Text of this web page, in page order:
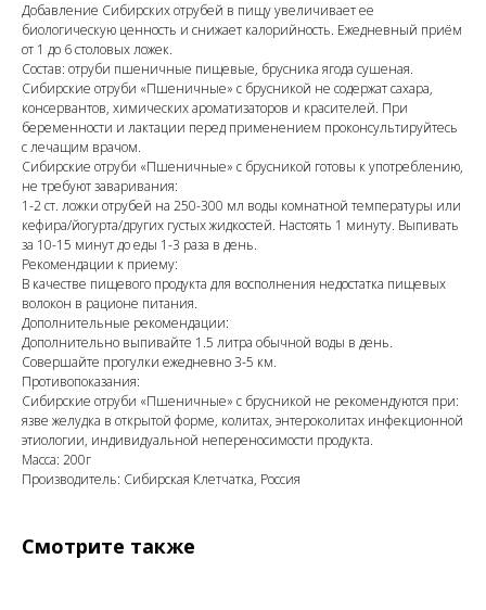
Добавление Сибирских отрубей в пищу увеличивает ее
биологическую ценность и снижает калорийность. Ежедневный приём
от 1 до 6 столовых ложек.
Состав: отруби пшеничные пищевые, брусника ягода сушеная.
Сибирские отруби «Пшеничные» с брусникой не содержат сахара,
консервантов, химических ароматизаторов и красителей. При
беременности и лактации перед применением проконсультируйтесь
с лечащим врачом.
Сибирские отруби «Пшеничные» с брусникой готовы к употреблению,
не требуют заваривания:
1-2 ст. ложки отрубей на 250-300 мл воды комнатной температуры или
кефира/йогурта/других густых жидкостей. Настоять 1 минуту. Выпивать
за 10-15 минут до еды 1-3 раза в день.
Рекомендации к приему:
В качестве пищевого продукта для восполнения недостатка пищевых
волокон в рационе питания.
Дополнительные рекомендации:
Дополнительно выпивайте 1.5 литра обычной воды в день.
Совершайте прогулки ежедневно 3-5 км.
Противопоказания:
Сибирские отруби «Пшеничные» с брусникой не рекомендуются при:
язве желудка в открытой форме, колитах, энтероколитах инфекционной
этиологии, индивидуальной непереносимости продукта.
Масса: 200г
Производитель: Сибирская Клетчатка, Россия
Смотрите также